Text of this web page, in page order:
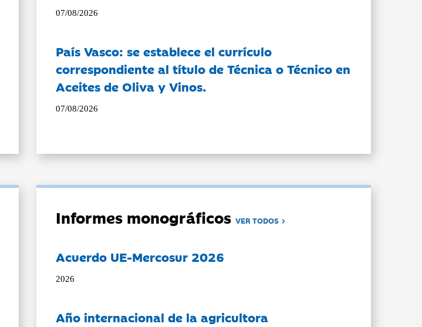
07/08/2026
País Vasco: se establece el currículo
correspondiente al título de Técnica o Técnico en
Aceites de Oliva y Vinos.
07/08/2026
Informes monográficosVER TODOS
Acuerdo UE-Mercosur 2026
2026
Año internacional de la agricultora